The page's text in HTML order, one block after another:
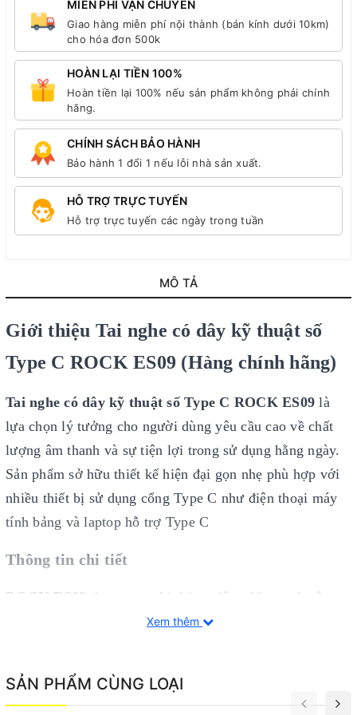
MIỄN PHÍ VẬN CHUYỂN
Giao hàng miễn phí nội thành (bán kính dưới 10km)
cho hóa đơn 500k
HOÀN LẠI TIỀN 100%
Hoàn tiền lại 100% nếu sản phẩm không phải chính
hãng.
CHÍNH SÁCH BẢO HÀNH
Bảo hành 1 đổi 1 nếu lỗi nhà sản xuất.
HỖ TRỢ TRỰC TUYẾN
Hỗ trợ trực tuyến các ngày trong tuần
MÔ TẢ
Giới thiệu Tai nghe có dây kỹ thuật số
Type C ROCK ES09 (Hàng chính hãng)
Tai nghe có dây kỹ thuật số Type C ROCK ES09 là
lựa chọn lý tưởng cho người dùng yêu cầu cao về chất
lượng âm thanh và sự tiện lợi trong sử dụng hằng ngày.
Sản phẩm sở hữu thiết kế hiện đại gọn nhẹ phù hợp với
nhiều thiết bị sử dụng cổng Type C như điện thoại máy
tính bảng và laptop hỗ trợ Type C
Thông tin chi tiết
ROCK ES09
được trang bị driver động 10mm cho âm
thanh rõ ràng cân bằng giữa âm cao âm trung và âm trầm
ảnh được đồng bộ ổn định giúp hạn chế độ trễ cho trải
Xem thêm
SẢN PHẨM CÙNG LOẠI